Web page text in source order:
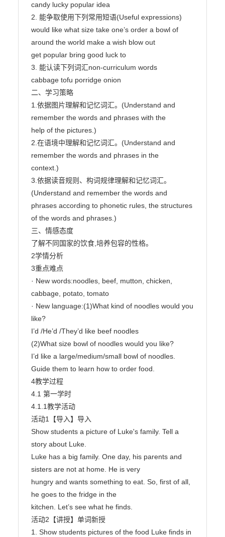
candy lucky popular idea
2. 能争取使用下列常用短语(Useful expressions)
would like what size take one’s order a bowl of
around the world make a wish blow out
get popular bring good luck to
3. 能认读下列词汇non-curriculum words
cabbage tofu porridge onion
二、学习策略
1.依据图片理解和记忆词汇。(Understand and
remember the words and phrases with the
help of the pictures.)
2.在语境中理解和记忆词汇。(Understand and
remember the words and phrases in the
context.)
3.依据读音规则、构词规律理解和记忆词汇。
(Understand and remember the words and
phrases according to phonetic rules, the structures
of the words and phrases.)
三、情感态度
了解不同国家的饮食,培养包容的性格。
2学情分析
3重点难点
· New words:noodles, beef, mutton, chicken,
cabbage, potato, tomato
· New language:(1)What kind of noodles would you
like?
I’d /He’d /They’d like beef noodles
(2)What size bowl of noodles would you like?
I’d like a large/medium/small bowl of noodles.
Guide them to learn how to order food.
4教学过程
4.1 第一学时
4.1.1教学活动
活动1【导入】导入
Show students a picture of Luke's family. Tell a
story about Luke.
Luke has a big family. One day, his parents and
sisters are not at home. He is very
hungry and wants something to eat. So, first of all,
he goes to the fridge in the
kitchen. Let’s see what he finds.
活动2【讲授】单词新授
1. Show students pictures of the food Luke finds in